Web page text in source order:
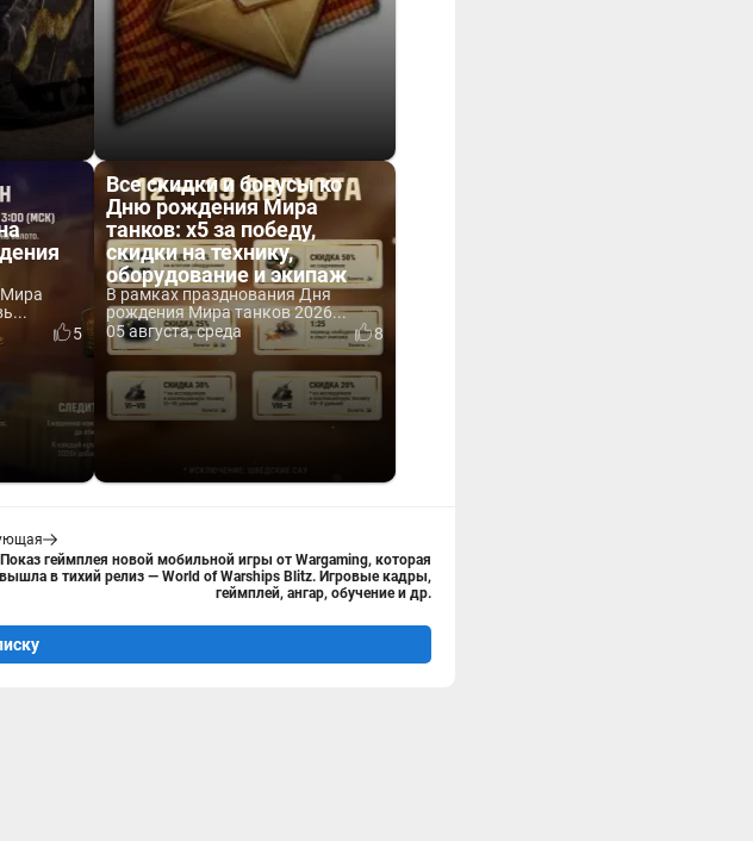
5
Все скидки и бонусы ко
Дню рождения Мира
танков: x5 за победу,
скидки на технику,
оборудование и экипаж
В рамках празднования Дня
рождения Мира танков 2026...
05 августа, среда
8
Показ геймплея новой мобильной игры от Wargaming, которая
вышла в тихий релиз — World of Warships Blitz. Игровые кадры,
геймплей, ангар, обучение и др.